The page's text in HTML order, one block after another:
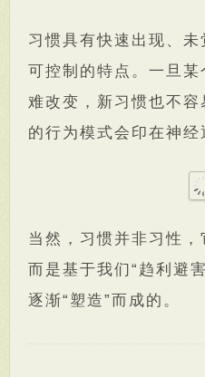
习惯具有快速出现、
可控制的特点。一旦
难改变，新习惯也不
的行为模式会印在神经
当然，习惯并非习性，
而是基于我们“趋利避
逐渐“塑造”而成的。